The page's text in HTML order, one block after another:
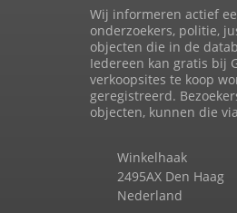
Wij informeren actief
onderzoekers, politie,
objecten die in de
Iedereen kan gratis bij
verkoopsites te koop
geregistreerd.
objecten, kunnen die
Winkelhaak
2495AX Den Haag
Nederland